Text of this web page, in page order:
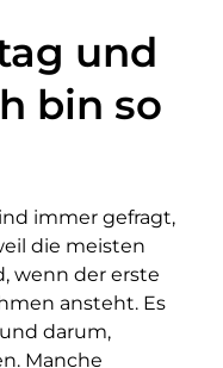
und
bin so
immer gefragt,
die meisten
wenn der erste
ansteht. Es
darum,
Manche